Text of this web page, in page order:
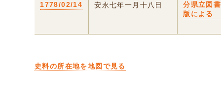
1778/02/14 安永七年一月十八日
分県立図
版による
史料の所在地を地図で見る